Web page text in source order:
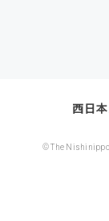
西日
© The